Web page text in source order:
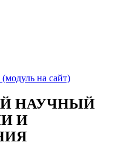
на сайт)
НАУЧНЫЙ
И